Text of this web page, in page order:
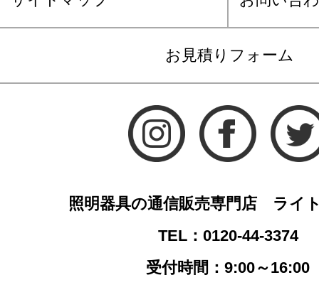
お見積りフォーム
照明器具の通信販売専門店 ライ
TEL：0120-44-3374
受付時間：9:00～16:00